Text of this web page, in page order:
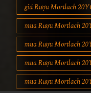
giá Rượu Mortlach
mua Rượu Mortlach
mua Rượu Mortlach
mua Rượu Mortlach
mua Rượu Mortlach